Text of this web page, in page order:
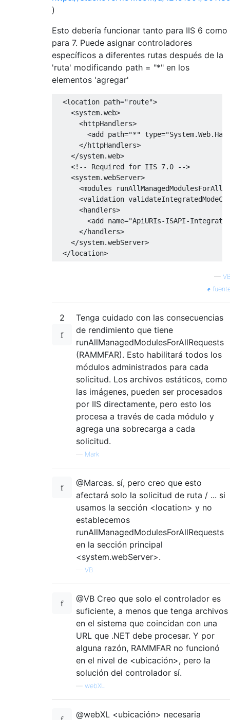
)
Esto debería funcionar tanto para IIS 6 como
para 7. Puede asignar controladores
específicos a diferentes rutas después de la
'ruta' modificando path = "*" en los
elementos 'agregar'
<location path="route">
<system.web>
<httpHandlers>
<add path="*" type=
</httpHandlers>
</system.web>
<!-- Required for IIS 7.0 -->
<system.webServer>
<modules
<validation
<handlers>
<add name="ApiURIs-ISAPI-
</handlers>
</system.webServer>
</location>
—
2
Tenga cuidado con las consecuencias
de rendimiento que tiene
runAllManagedModulesForAllRequests
(RAMMFAR). Esto habilitará todos los
módulos administrados para cada
solicitud. Los archivos estáticos, como
las imágenes, pueden ser procesados ​​
por IIS directamente, pero esto los
procesa a través de cada módulo y
agrega una sobrecarga a cada
solicitud.
— Mark
@Marcas. sí, pero creo que esto
afectará solo la solicitud de ruta / ... si
usamos la sección <location> y no
establecemos
runAllManagedModulesForAllRequests
en la sección principal
<system.webServer>.
— VB
@VB Creo que solo el controlador es
suficiente, a menos que tenga archivos
en el sistema que coincidan con una
URL que .NET debe procesar. Y por
alguna razón, RAMMFAR no funcionó
en el nivel de <ubicación>, pero la
solución del controlador sí.
webXL
@webXL <ubicación> necesaria